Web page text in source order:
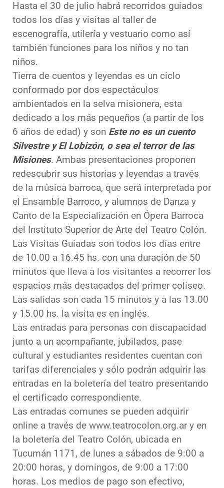
Hasta el 30 de julio habrá recorridos guiados
todos los días y visitas al taller de
escenografía, utilería y vestuario como así
también funciones para los niños y no tan
niños.
Tierra de cuentos y leyendas es un ciclo
conformado por dos espectáculos
ambientados en la selva misionera, esta
dedicado a los más pequeños (a partir de los
6 años de edad) y son Este no es un cuento
Silvestre y El Lobizón, o sea el terror de las
Misiones. Ambas presentaciones proponen
redescubrir sus historias y leyendas a través
de la música barroca, que será interpretada por
el Ensamble Barroco, y alumnos de Danza y
Canto de la Especialización en Ópera Barroca
del Instituto Superior de Arte del Teatro Colón.
Las Visitas Guiadas son todos los días entre
de 10.00 a 16.45 hs. con una duración de 50
minutos que lleva a los visitantes a recorrer los
espacios más destacados del primer coliseo.
Las salidas son cada 15 minutos y a las 13.00
y 15.00 hs. la visita es en inglés.
Las entradas para personas con discapacidad
junto a un acompañante, jubilados, pase
cultural y estudiantes residentes cuentan con
tarifas diferenciales y sólo podrán adquirir las
entradas en la boletería del teatro presentando
el certificado correspondiente.
Las entradas comunes se pueden adquirir
online a través de www.teatrocolon.org.ar y en
la boletería del Teatro Colón, ubicada en
Tucumán 1171, de lunes a sábados de 9:00 a
20:00 horas, y domingos, de 9:00 a 17:00
horas. Los medios de pago son efectivo,